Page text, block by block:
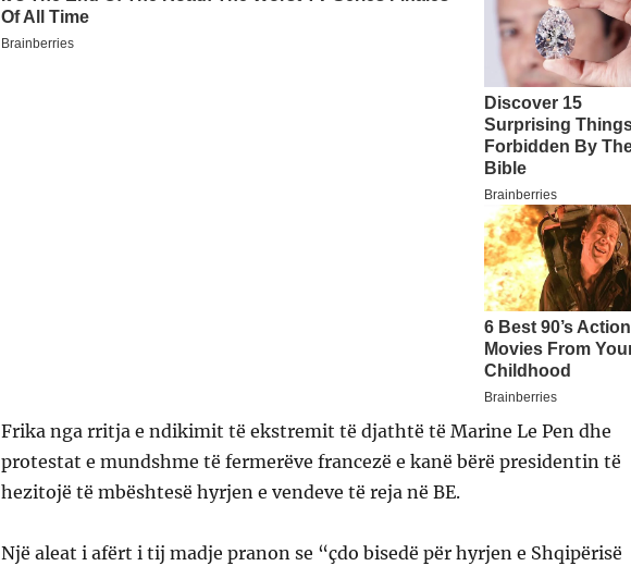
Frika nga rritja e ndikimit të ekstremit të djathtë të Marine Le Pen dhe
protestat e mundshme të fermerëve francezë e kanë bërë presidentin të
hezitojë të mbështesë hyrjen e vendeve të reja në BE.
Një aleat i afërt i tij madje pranon se “çdo bisedë për hyrjen e Shqipërisë